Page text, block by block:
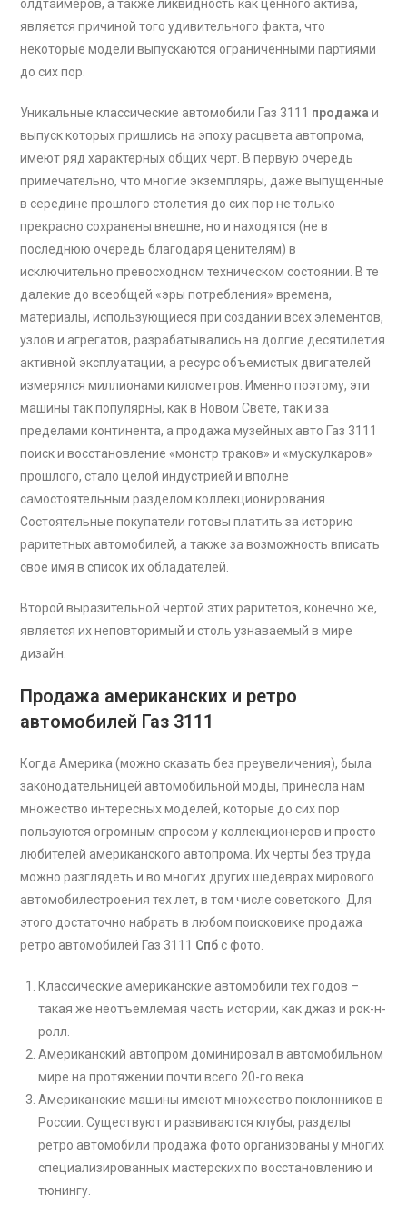
олдтаймеров, а также ликвидность как ценного актива,
является причиной того удивительного факта, что
некоторые модели выпускаются ограниченными партиями
до сих пор.
Уникальные классические автомобили Газ 3111 продажа и
выпуск которых пришлись на эпоху расцвета автопрома,
имеют ряд характерных общих черт. В первую очередь
примечательно, что многие экземпляры, даже выпущенные
в середине прошлого столетия до сих пор не только
прекрасно сохранены внешне, но и находятся (не в
последнюю очередь благодаря ценителям) в
исключительно превосходном техническом состоянии. В те
далекие до всеобщей «эры потребления» времена,
материалы, использующиеся при создании всех элементов,
узлов и агрегатов, разрабатывались на долгие десятилетия
активной эксплуатации, а ресурс объемистых двигателей
измерялся миллионами километров. Именно поэтому, эти
машины так популярны, как в Новом Свете, так и за
пределами континента, а продажа музейных авто Газ 3111
поиск и восстановление «монстр траков» и «мускулкаров»
прошлого, стало целой индустрией и вполне
самостоятельным разделом коллекционирования.
Состоятельные покупатели готовы платить за историю
раритетных автомобилей, а также за возможность вписать
свое имя в список их обладателей.
Второй выразительной чертой этих раритетов, конечно же,
является их неповторимый и столь узнаваемый в мире
дизайн.
Продажа американских и ретро
автомобилей Газ 3111
Когда Америка (можно сказать без преувеличения), была
законодательницей автомобильной моды, принесла нам
множество интересных моделей, которые до сих пор
пользуются огромным спросом у коллекционеров и просто
любителей американского автопрома. Их черты без труда
можно разглядеть и во многих других шедеврах мирового
автомобилестроения тех лет, в том числе советского. Для
этого достаточно набрать в любом поисковике продажа
ретро автомобилей Газ 3111 Спб с фото.
Классические американские автомобили тех годов –
такая же неотъемлемая часть истории, как джаз и рок-н-
ролл.
Американский автопром доминировал в автомобильном
мире на протяжении почти всего 20-го века.
Американские машины имеют множество поклонников в
России. Существуют и развиваются клубы, разделы
ретро автомобили продажа фото организованы у многих
специализированных мастерских по восстановлению и
тюнингу.